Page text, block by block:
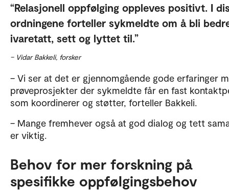
Relasjonell oppfølging oppleves positivt. I
ordningene forteller sykmeldte om å bli
ivaretatt, sett og lyttet til.
– Vidar Bakkeli, forsker
– Vi ser at det er gjennomgående gode erfaringer
prøveprosjekter der sykmeldte får en fast
som koordinerer og støtter, forteller Bakkeli.
– Mange fremhever også at god dialog og tett
er viktig.
Behov for mer forskning på
spesifikke oppfølgingsbehov